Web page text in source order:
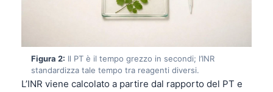
Figura 2: Il PT è il tempo grezzo in secondi; l’INR
standardizza tale tempo tra reagenti diversi.
L’INR viene calcolato a partire dal rapporto del PT e